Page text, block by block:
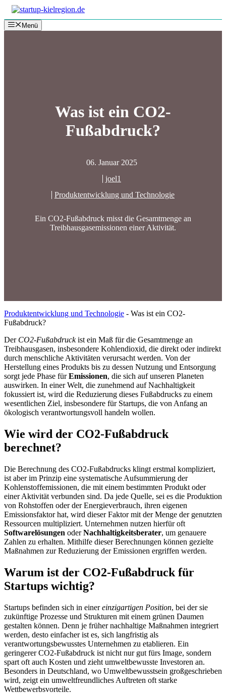
Zum
Inhalt
springenMenü
Was ist ein CO2-
Fußabdruck?
06. Januar 2025
joel1
Produktentwicklung und Technologie
Ein CO2-Fußabdruck misst die Gesamtmenge an
Treibhausgasemissionen einer Aktivität.
Produktentwicklung und Technologie - Was ist ein CO2-
Fußabdruck?
Der CO2-Fußabdruckist ein Maß für die Gesamtmenge an
Treibhausgasen, insbesondere Kohlendioxid, die direkt oder indirekt
durch menschliche Aktivitäten verursacht werden. Von der
Herstellung eines Produkts bis zu dessen Nutzung und Entsorgung
sorgt jede Phase fürEmissionen, die sich auf unseren Planeten
auswirken. In einer Welt, die zunehmend auf Nachhaltigkeit
fokussiert ist, wird die Reduzierung dieses Fußabdrucks zu einem
wesentlichen Ziel, insbesondere für Startups, die von Anfang an
ökologisch verantwortungsvoll handeln wollen.
Wie wird der CO2-Fußabdruck
berechnet?
Die Berechnung des CO2-Fußabdrucks klingt erstmal kompliziert,
ist aber im Prinzip eine systematische Aufsummierung der
Kohlenstoffemissionen, die mit einem bestimmten Produkt oder
einer Aktivität verbunden sind. Da jede Quelle, sei es die Produktion
von Rohstoffen oder der Energieverbrauch, ihren eigenen
Emissionsfaktor hat, wird dieser Faktor mit der Menge der genutzten
Ressourcen multipliziert. Unternehmen nutzen hierfür oft
Softwarelösungen oderNachhaltigkeitsberater, um genauere
Zahlen zu erhalten. Mithilfe dieser Berechnungen können gezielte
Maßnahmen zur Reduzierung der Emissionen ergriffen werden.
Warum ist der CO2-Fußabdruck für
Startups wichtig?
Startups befinden sich in einereinzigartigen Position, bei der sie
zukünftige Prozesse und Strukturen mit einem grünen Daumen
gestalten können. Denn je früher nachhaltige Maßnahmen integriert
werden, desto einfacher ist es, sich langfristig als
verantwortungsbewusstes Unternehmen zu etablieren. Ein
geringerer CO2-Fußabdruck ist nicht nur gut fürs Image, sondern
spart oft auch Kosten und zieht umweltbewusste Investoren an.
Besonders in Deutschland, wo Umweltbewusstsein großgeschrieben
wird, zeigt ein umweltfreundliches Auftreten oft starke
Wettbewerbsvorteile.